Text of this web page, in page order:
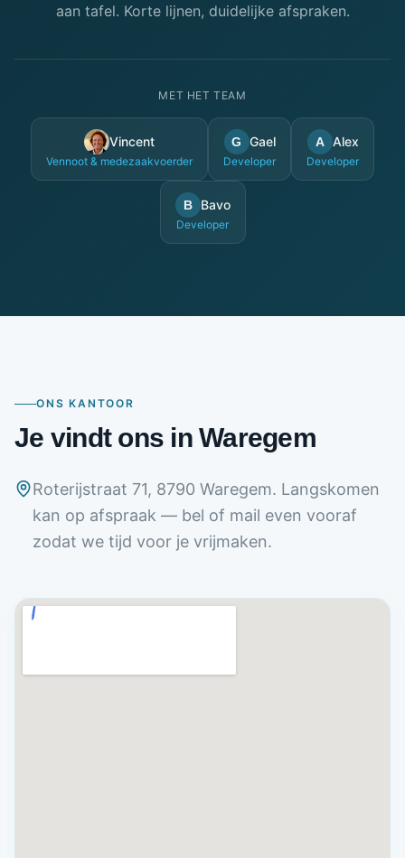
aan tafel. Korte lijnen, duidelijke afspraken.
MET HET TEAM
Vincent
Vennoot & medezaakvoerder
G Gael
Developer
A Alex
Developer
B Bavo
Developer
ONS KANTOOR
Je vindt ons in Waregem
Roterijstraat 71, 8790 Waregem. Langskomen
kan op afspraak — bel of mail even vooraf
zodat we tijd voor je vrijmaken.